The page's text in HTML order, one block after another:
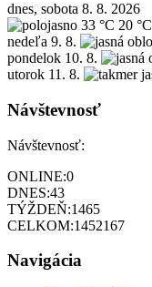
dnes, sobota 8. 8. 2026
33 °C 20 °C
nedeľa 9. 8.
pondelok 10. 8.
utorok 11. 8.
Návštevnosť
Návštevnosť:
ONLINE:0
DNES:43
TÝŽDEŇ:1465
CELKOM:1452167
Navigácia